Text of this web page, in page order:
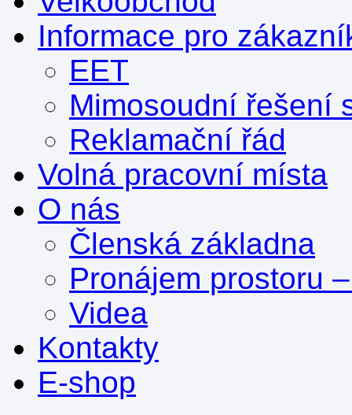
Informace pro
EET
Mimosoudní řešení
Reklamační řád
Volná pracovní místa
O nás
Členská základna
Pronájem prostoru
Videa
Kontakty
E-shop